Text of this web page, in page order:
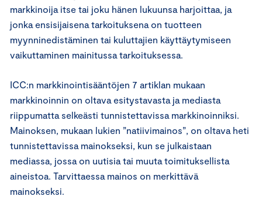
markkinoija itse tai joku hänen lukuunsa harjoittaa, ja
jonka ensisijaisena tarkoituksena on tuotteen
myynninedistäminen tai kuluttajien käyttäytymiseen
vaikuttaminen mainitussa tarkoituksessa.
ICC:n markkinointisääntöjen 7 artiklan mukaan
markkinoinnin on oltava esitystavasta ja mediasta
riippumatta selkeästi tunnistettavissa markkinoinniksi.
Mainoksen, mukaan lukien ”natiivimainos”, on oltava heti
tunnistettavissa mainokseksi, kun se julkaistaan
mediassa, jossa on uutisia tai muuta toimituksellista
aineistoa. Tarvittaessa mainos on merkittävä
mainokseksi.